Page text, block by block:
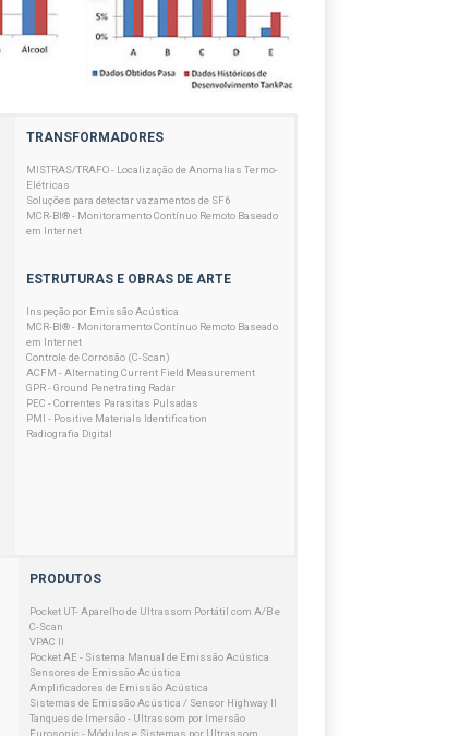
TRANSFORMADORES
MISTRAS/TRAFO - Localização de Anomalias Termo-
Elétricas
Soluções para detectar vazamentos de SF6
MCR-BI® - Monitoramento Contínuo Remoto Baseado
em Internet
ESTRUTURAS E OBRAS DE ARTE
Inspeção por Emissão Acústica
MCR-BI® - Monitoramento Contínuo Remoto Baseado
em Internet
Controle de Corrosão (C-Scan)
ACFM - Alternating Current Field Measurement
GPR - Ground Penetrating Radar
PEC - Correntes Parasitas Pulsadas
PMI - Positive Materials Identification
Radiografia Digital
PRODUTOS
Pocket UT- Aparelho de Ultrassom Portátil com A/B e
C-Scan
VPAC II
Pocket AE - Sistema Manual de Emissão Acústica
Sensores de Emissão Acústica
Amplificadores de Emissão Acústica
Sistemas de Emissão Acústica / Sensor Highway II
Tanques de Imersão - Ultrassom por Imersão
Eurosonic - Módulos e Sistemas por Ultrassom